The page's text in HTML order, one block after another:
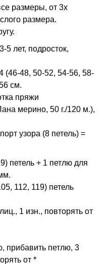
размеры, от 3х
размера.
5 лет, подросток,
(46-48, 50-52, 54-56, 58-
см.
пряжи
мерино, 50 г./120 м.),
узора (8 петель) =
петель + 1 петлю для
112, 119) петель
1 изн., повторять от
прибавить петлю, 3
от *